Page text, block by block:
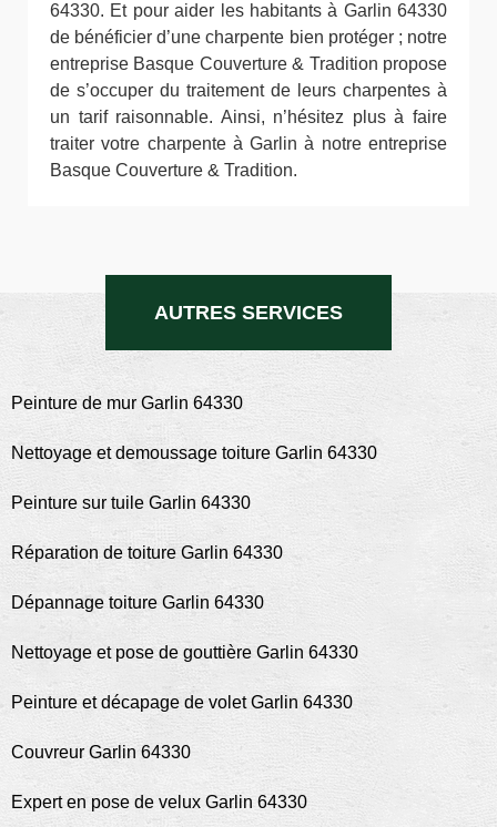
64330. Et pour aider les habitants à Garlin 64330
de bénéficier d’une charpente bien protéger ; notre
entreprise Basque Couverture & Tradition propose
de s’occuper du traitement de leurs charpentes à
un tarif raisonnable. Ainsi, n’hésitez plus à faire
traiter votre charpente à Garlin à notre entreprise
Basque Couverture & Tradition.
AUTRES SERVICES
Peinture de mur Garlin 64330
Nettoyage et demoussage toiture Garlin 64330
Peinture sur tuile Garlin 64330
Réparation de toiture Garlin 64330
Dépannage toiture Garlin 64330
Nettoyage et pose de gouttière Garlin 64330
Peinture et décapage de volet Garlin 64330
Couvreur Garlin 64330
Expert en pose de velux Garlin 64330